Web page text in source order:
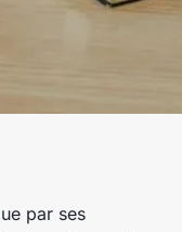
par ses